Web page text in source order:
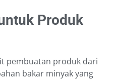
Produk
pembuatan produk dari
bakar minyak yang